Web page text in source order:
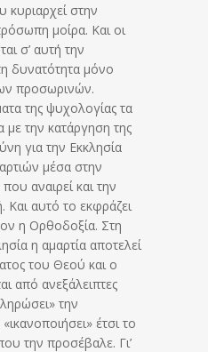
κυριαρχεί στην
μοίρα. Και οι
σ’ αυτή την
δυνατότητα μόνο
προσωρινών.
της ψυχολογίας τα
με την κατάργηση της
για την Εκκλησία
μέσα στην
αναιρεί και την
Και αυτό το εκφράζει
η Ορθοδοξία. Στη
η αμαρτία αποτελεί
του Θεού και ο
από ανεξάλειπτες
την
έτσι το
την προσέβαλε. Γι’